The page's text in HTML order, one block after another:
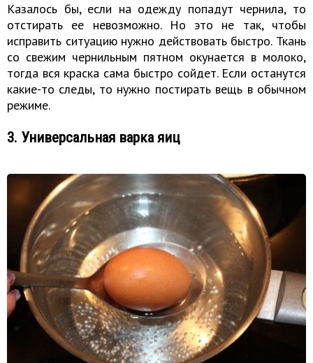
Казалось бы, если на одежду попадут чернила, то
отстирать ее невозможно. Но это не так, чтобы
исправить ситуацию нужно действовать быстро. Ткань
со свежим чернильным пятном окунается в молоко,
тогда вся краска сама быстро сойдет. Если останутся
какие-то следы, то нужно постирать вещь в обычном
режиме.
3. Универсальная варка яиц